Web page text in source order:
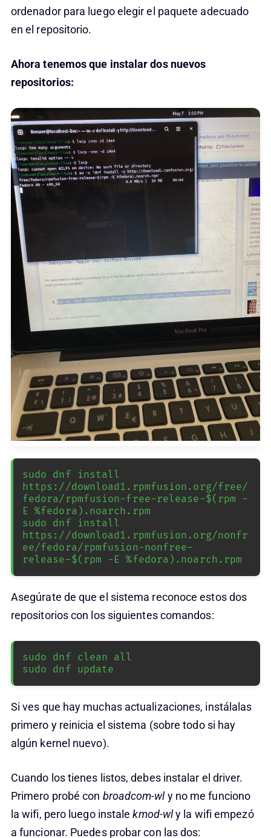
ordenador para luego elegir el paquete adecuado
en el repositorio.
Ahora tenemos que instalar dos nuevos
repositorios:
sudo dnf install
https://download1.rpmfusion.org/free/
fedora/rpmfusion-free-release-$(rpm -
E %fedora).noarch.rpm
sudo dnf install
https://download1.rpmfusion.org/nonfr
ee/fedora/rpmfusion-nonfree-
release-$(rpm -E %fedora).noarch.rpm
Asegúrate de que el sistema reconoce estos dos
repositorios con los siguientes comandos:
sudo dnf clean all
sudo dnf update
Si ves que hay muchas actualizaciones, instálalas
primero y reinicia el sistema (sobre todo si hay
algún kernel nuevo).
Cuando los tienes listos, debes instalar el driver.
Primero probé con broadcom-wly no me funciono
la wifi, pero luego instalekmod-wly la wifi empezó
a funcionar. Puedes probar con las dos: